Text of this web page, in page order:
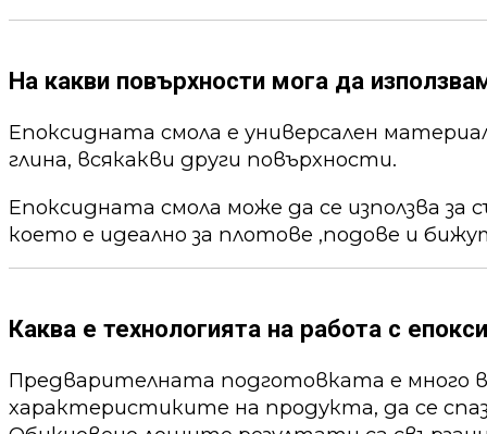
На какви повърхности мога да
Епоксидната смола е универсален
глина, всякакви други повърхности.
Епоксидната смола може да се използва за
което е идеално за плотове ,подове и
Каква е технологията на работа с
Предварителната подготовката е много
характеристиките на продукта, да се